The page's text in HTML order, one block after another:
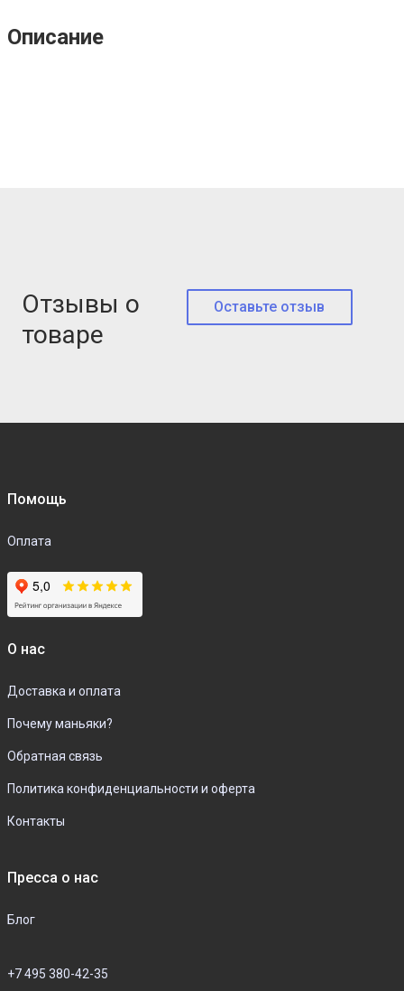
Описание
Отзывы о
товаре
Оставьте отзыв
Помощь
Оплата
О нас
Доставка и оплата
Почему маньяки?
Обратная связь
Политика конфиденциальности и оферта
Контакты
Пресса о нас
Блог
+7 495 380-42-35